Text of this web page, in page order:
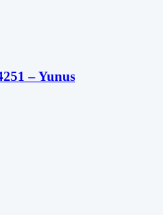
– Yunus